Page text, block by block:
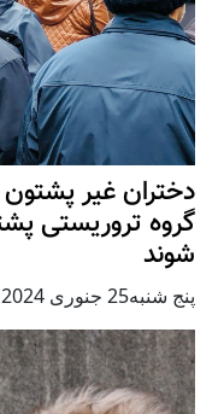
دختران غیر
گروه تروریستی
شوند
پنج شنبه25 جنوری 2024